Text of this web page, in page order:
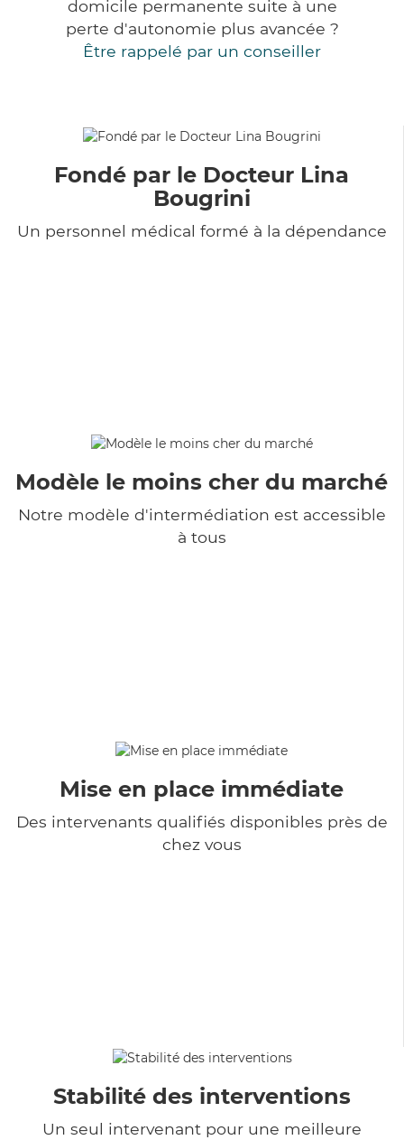
domicile permanente suite à une
perte d'autonomie plus avancée ?
Être rappelé par un conseiller
Fondé par le Docteur Lina
Bougrini
Un personnel médical formé à la dépendance
Modèle le moins cher du marché
Notre modèle d'intermédiation est accessible
à tous
Mise en place immédiate
Des intervenants qualifiés disponibles près de
chez vous
Stabilité des interventions
Un seul intervenant pour une meilleure